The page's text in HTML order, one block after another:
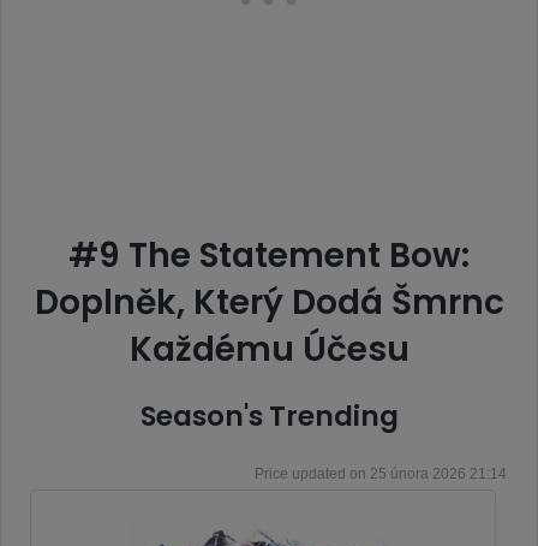
#9 The Statement Bow:
Doplněk, Který Dodá Šmrnc
Každému Účesu
Season's Trending
25 února 2026 21:14